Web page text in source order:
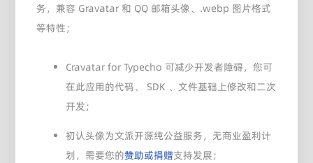
务，兼容 Gravatar 和 QQ 邮箱头像、.webp 图片格式
等特性；
Cravatar for Typecho 可减少开发者障碍，您可
在此应用的代码、 SDK 、文件基础上修改和二次
开发；
初认头像为文派开源纯公益服务，无商业盈利计
划，需要您的赞助或捐赠支持发展；